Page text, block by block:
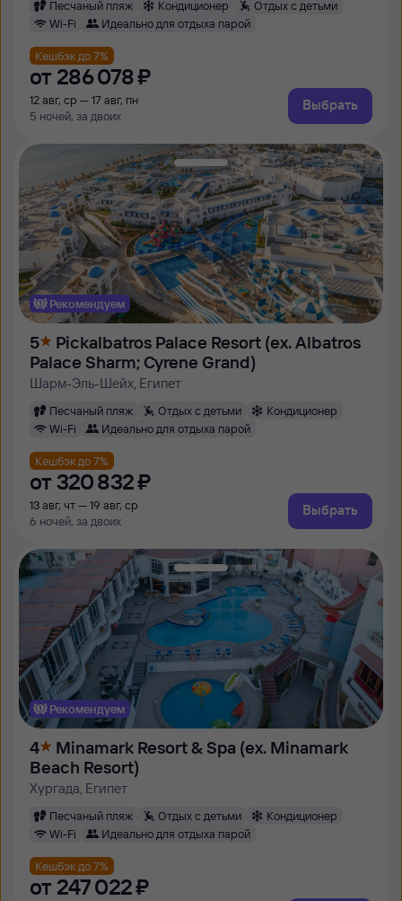
Песчаный пляж Кондиционер
Отдых с детьми
Wi-Fi
Идеально для отдыха парой
Кешбэк до 7%
от 286 ⁠078 ⁠₽
12 авг, ср — 17 авг, пн
5 ночей, за двоих
Выбрать
Рекомендуем
5
Pickalbatros Palace Resort (ex. Albatros
Palace Sharm; Cyrene Grand)
Шарм-Эль-Шейх, Египет
Песчаный пляж Отдых с детьми
Кондиционер
Wi-Fi
Идеально для отдыха парой
Кешбэк до 7%
от 320 ⁠832 ⁠₽
13 авг, чт — 19 авг, ср
6 ночей, за двоих
Выбрать
Рекомендуем
4
Minamark Resort & Spa (ex. Minamark
Beach Resort)
Хургада, Египет
Песчаный пляж Отдых с детьми
Кондиционер
Wi-Fi
Идеально для отдыха парой
Кешбэк до 7%
от 247 ⁠022 ⁠₽